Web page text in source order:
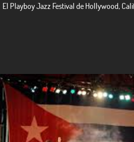
El Playboy Jazz Festival de Hollywood,